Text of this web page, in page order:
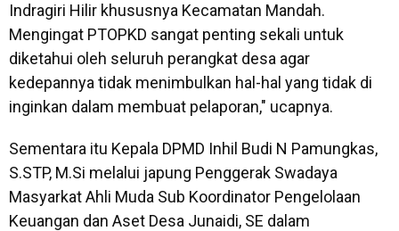
Indragiri Hilir khususnya Kecamatan Mandah.
Mengingat PTOPKD sangat penting sekali untuk
diketahui oleh seluruh perangkat desa agar
kedepannya tidak menimbulkan hal-hal yang tidak di
inginkan dalam membuat pelaporan," ucapnya.
Sementara itu Kepala DPMD Inhil Budi N Pamungkas,
S.STP, M.Si melalui japung Penggerak Swadaya
Masyarkat Ahli Muda Sub Koordinator Pengelolaan
Keuangan dan Aset Desa Junaidi, SE dalam